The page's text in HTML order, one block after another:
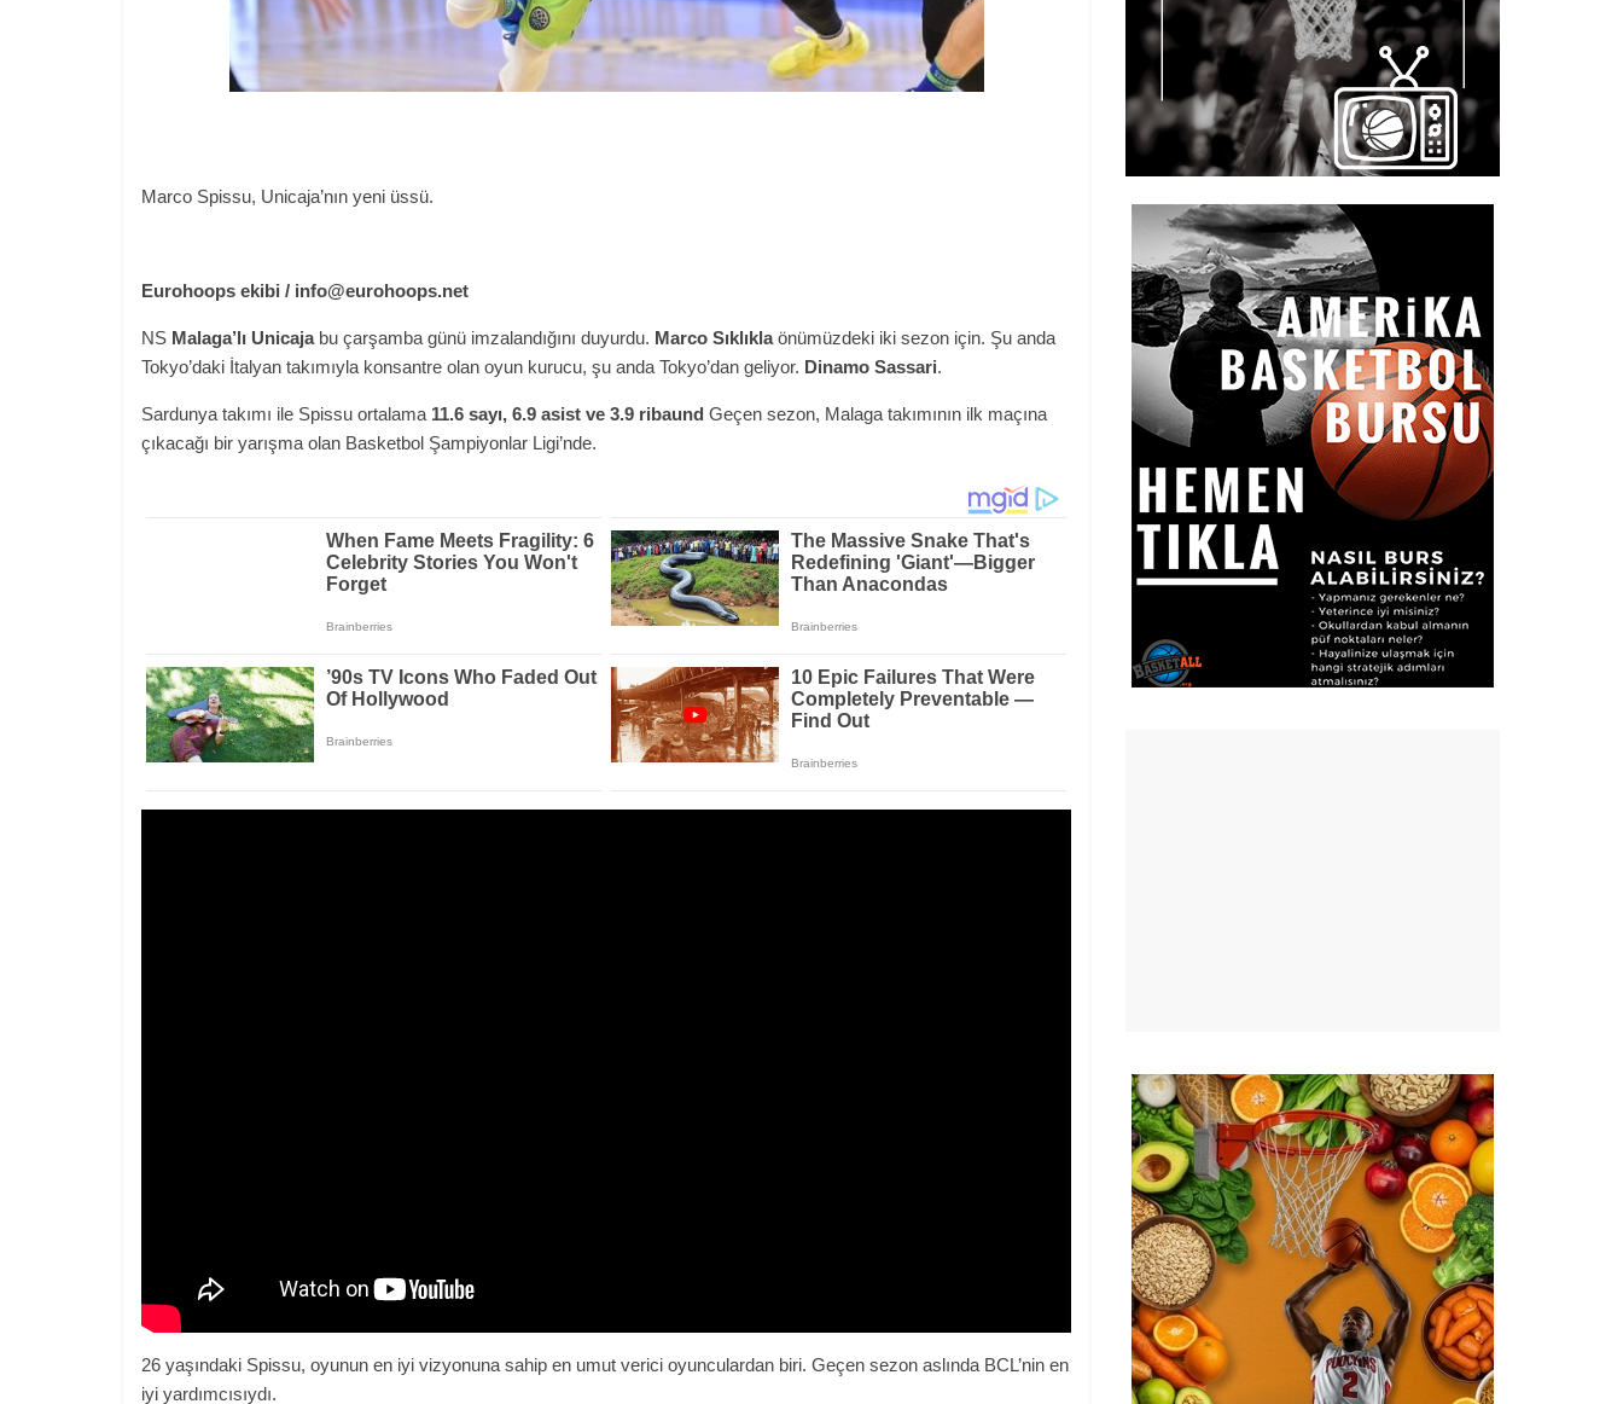
Marco Spissu, Unicaja’nın yeni üssü.
Eurohoops ekibi / info@eurohoops.net
NS Malaga’lı Unicajabu çarşamba günü imzalandığını duyurdu. Marco Sıklıklaönümüzdeki iki sezon için. Şu anda
Tokyo’daki İtalyan takımıyla konsantre olan oyun kurucu, şu anda Tokyo’dan geliyor. Dinamo Sassari.
Sardunya takımı ile Spissu ortalama 11.6 sayı, 6.9 asist ve 3.9 ribaund Geçen sezon, Malaga takımının ilk maçına
çıkacağı bir yarışma olan Basketbol Şampiyonlar Ligi’nde.
26 yaşındaki Spissu, oyunun en iyi vizyonuna sahip en umut verici oyunculardan biri. Geçen sezon aslında BCL’nin en
iyi yardımcısıydı.